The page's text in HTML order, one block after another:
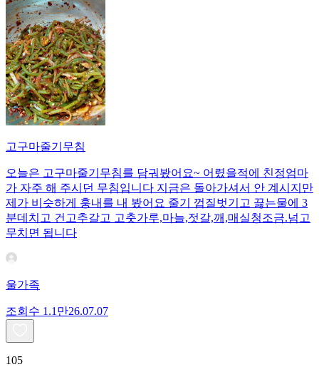
고구마줄기무침
오늘은 고구마줄기무침를 담궈봤어요~ 어렸을적에 친정엄마
가 자주 해 주시던 무침입니다 지금은 돌아가셔서 안 계시지만
제가 비슷하게 훙내를 내 봤어요 줄기 껍질벗기고 끓는물에 3
분데치고 건고추갈고 고춧가루,마늘,젓갈,깨,매실청조금.넘고
무치면 됩니다
울가족
조회수 1.1만26.07.07
105